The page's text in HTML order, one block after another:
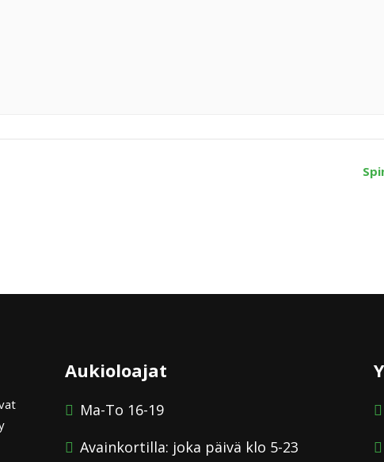
Aukioloajat
Ma-To 16-19
Avainkortilla: joka päivä klo 5-23